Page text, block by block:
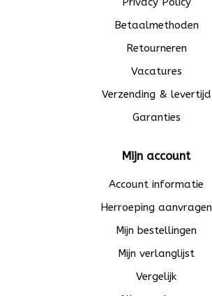
Betaalmethoden
Retourneren
Vacatures
Verzending & levertijd
Garanties
Mijn account
Account informatie
Herroeping aanvragen
Mijn bestellingen
Mijn verlanglijst
Vergelijk